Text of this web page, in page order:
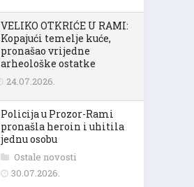
VELIKO OTKRIĆE U RAMI:
Kopajući temelje kuće,
pronašao vrijedne
arheološke ostatke
24.07.2026.
Policija u Prozor-Rami
pronašla heroin i uhitila
jednu osobu
Ostale novosti
30.07.2026.